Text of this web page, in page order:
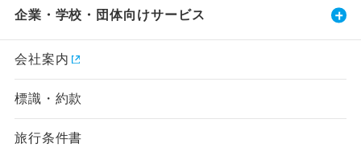
企業・学校・団体向けサービス
会社案内
標識・約款
旅行条件書